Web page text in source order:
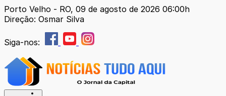
Porto Velho - RO, 09 de agosto de 2026 06:00h
Direção: Osmar Silva
Siga-nos: